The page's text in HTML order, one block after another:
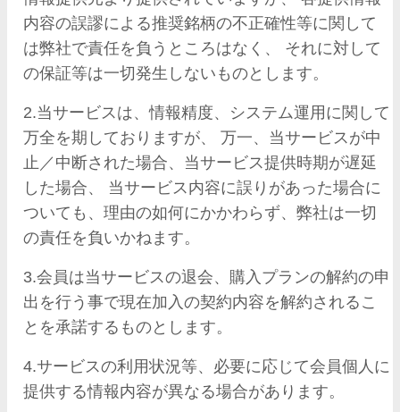
内容の誤謬による推奨銘柄の不正確性等に関して
は弊社で責任を負うところはなく、 それに対して
の保証等は一切発生しないものとします。
2.当サービスは、情報精度、システム運用に関して
万全を期しておりますが、 万一、当サービスが中
止／中断された場合、当サービス提供時期が遅延
した場合、 当サービス内容に誤りがあった場合に
ついても、理由の如何にかかわらず、弊社は一切
の責任を負いかねます。
3.会員は当サービスの退会、購入プランの解約の申
出を行う事で現在加入の契約内容を解約されるこ
とを承諾するものとします。
4.サービスの利用状況等、必要に応じて会員個人に
提供する情報内容が異なる場合があります。